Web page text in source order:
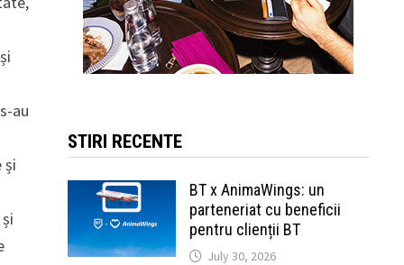
au
și
STIRI RECENTE
BT x AnimaWings: un
parteneriat cu beneficii
pentru clienții BT
July 30, 2026